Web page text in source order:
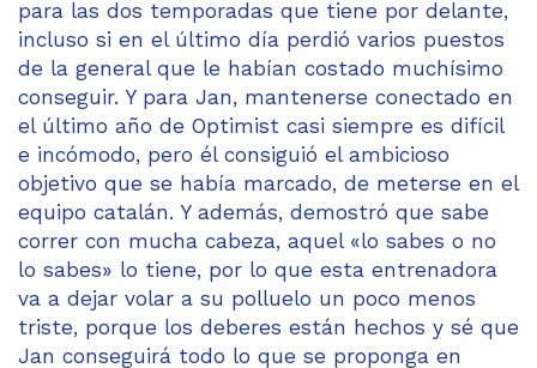
para las dos temporadas que tiene por delante,
incluso si en el último día perdió varios puestos
de la general que le habían costado muchísimo
conseguir. Y para Jan, mantenerse conectado en
el último año de Optimist casi siempre es difícil
e incómodo, pero él consiguió el ambicioso
objetivo que se había marcado, de meterse en el
equipo catalán. Y además, demostró que sabe
correr con mucha cabeza, aquel «lo sabes o no
lo sabes» lo tiene, por lo que esta entrenadora
va a dejar volar a su polluelo un poco menos
triste, porque los deberes están hechos y sé que
Jan conseguirá todo lo que se proponga en